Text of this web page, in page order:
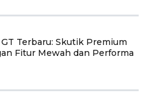
Terbaru: Skutik Premium
Fitur Mewah dan Performa